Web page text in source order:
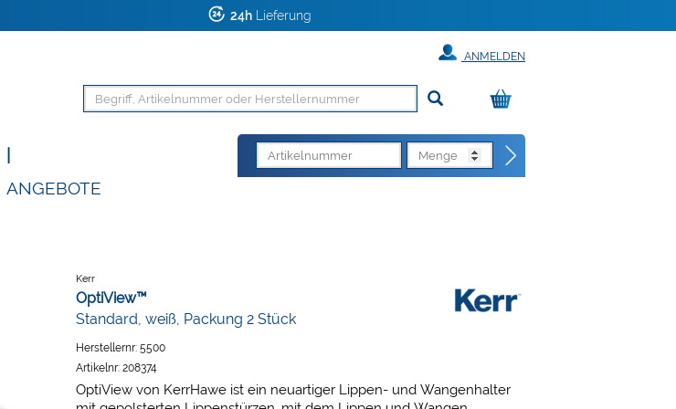
24h Lieferung
ANMELDEN
ANGEBOTE
Kerr
OptiView™
Standard, weiß, Packung 2 Stück
Herstellernr: 5500
Artikelnr: 208374
OptiView von KerrHawe ist ein neuartiger Lippen- und Wangenhalter